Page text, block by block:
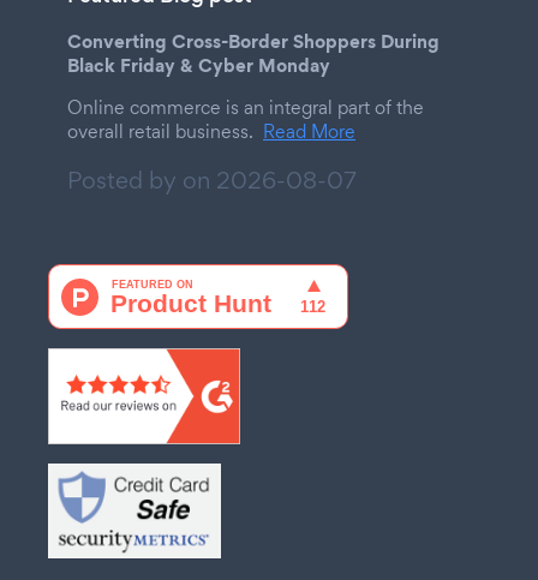
Converting Cross-Border Shoppers During
Black Friday & Cyber Monday
Online commerce is an integral part of the
overall retail business. Read More
Posted by on 2026-08-07